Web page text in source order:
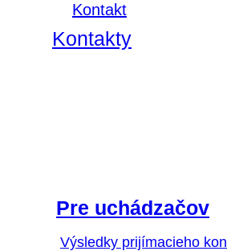
Kontakt
Kontakty
Pre uchádzačov
Výsledky prijímacieho